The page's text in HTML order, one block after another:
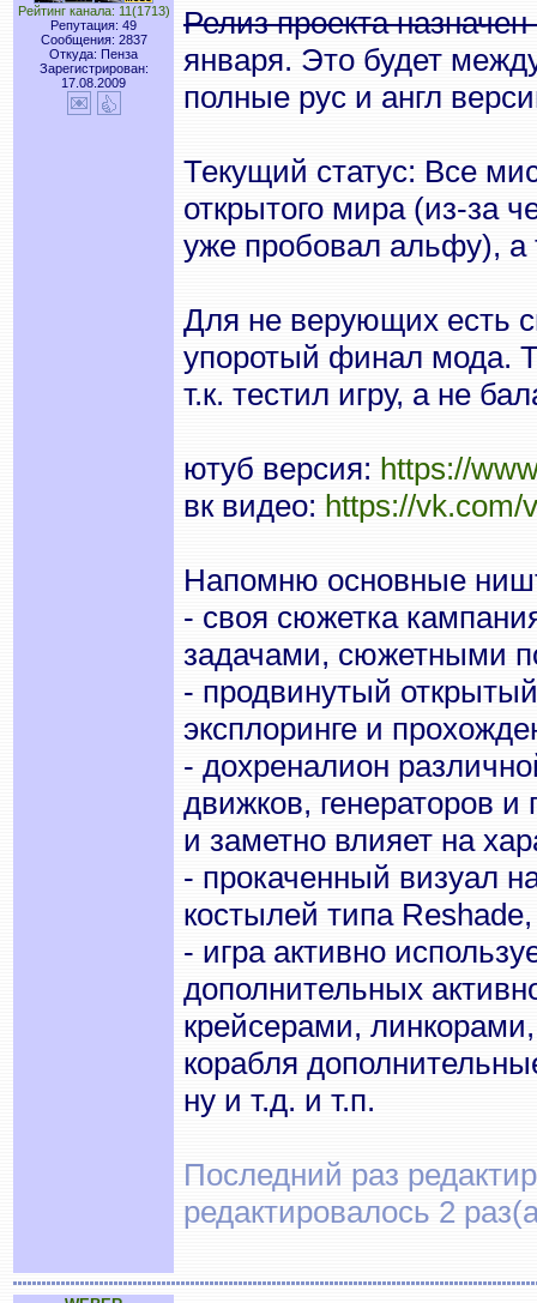
Рейтинг канала: 11(1713)
Репутация: 49
Сообщения: 2837
Откуда: Пенза
Зарегистрирован:
17.08.2009
Релиз проекта
января. Это будет
полные рус и англ
Текущий статус: Все
открытого мира (из-за
уже пробовал альфу), а
Для не верующих есть
упоротый финал мода.
т.к. тестил игру, а не
ютуб версия: https://
вк видео: https://vk.com/
Напомню основные
- своя сюжетка
задачами, сюжетными
- продвинутый
эксплоринге и
- дохреналион
движков, генераторов и
и заметно влияет на
- прокаченный визуал
костылей типа
- игра активно
дополнительных
крейсерами,
корабля
ну и т.д. и т.п.
Последний раз
редактировалось 2